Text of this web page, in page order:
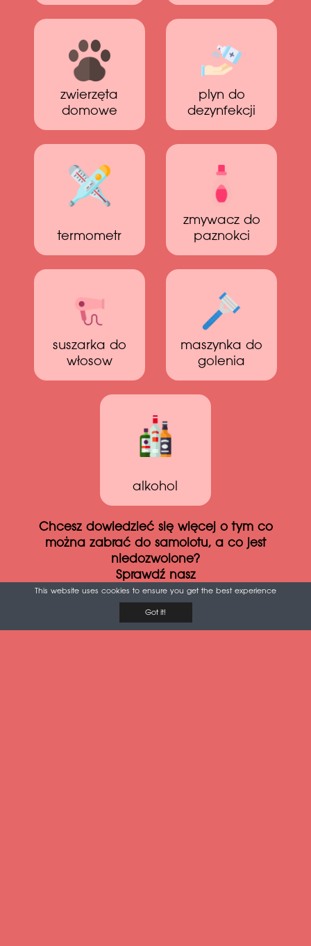
zwierzęta
domowe
plyn do
dezynfekcji
termometr
zmywacz do
paznokci
suszarka do
włosow
maszynka do
golenia
alkohol
Chcesz dowiedzieć się więcej o tym co
można zabrać do samolotu, a co jest
niedozwolone?
Sprawdź nasz
Niezbędnik podróży samolotem
This website uses cookies to ensure you get the best experience
Got it!